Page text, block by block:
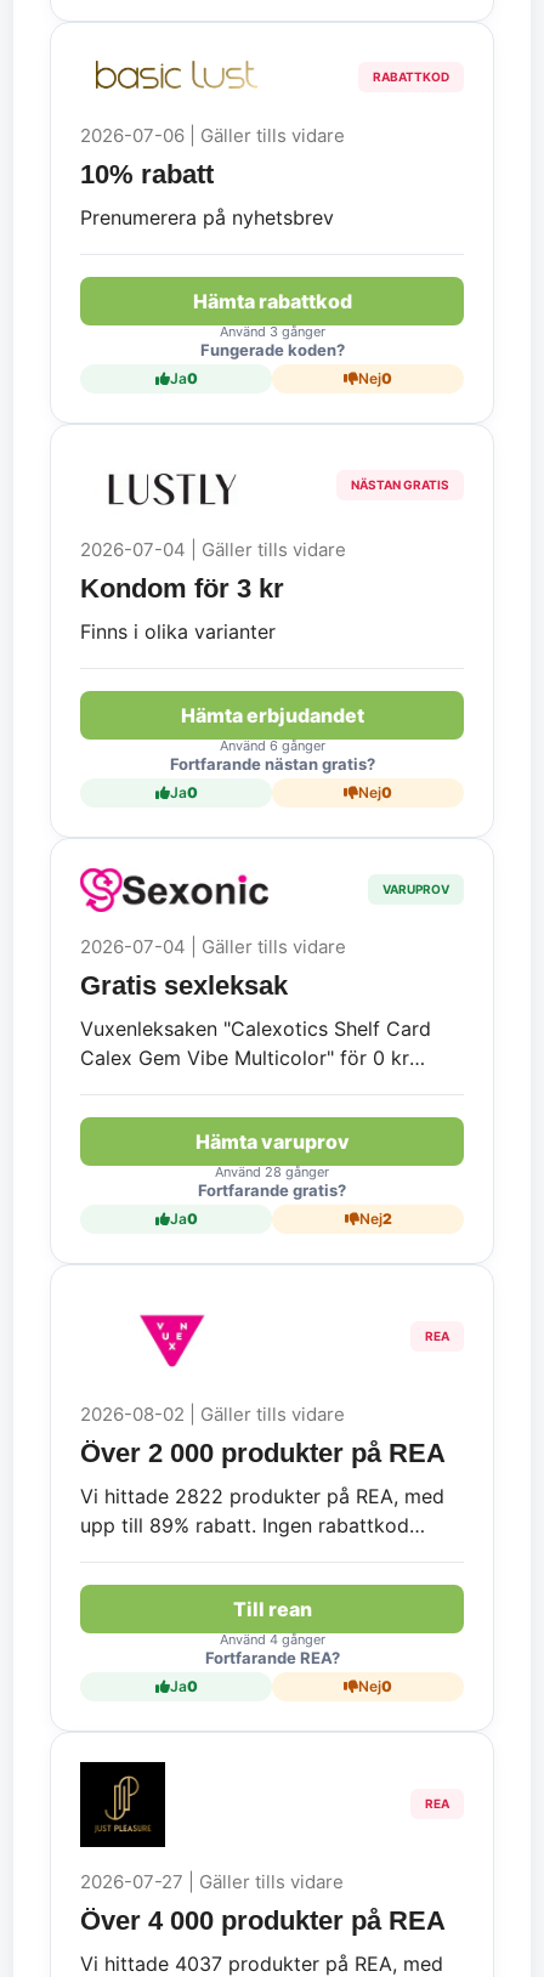
RABATTKOD
2026-07-06 | Gäller tills vidare
10% rabatt
Prenumerera på nyhetsbrev
Hämta rabattkod
Använd 3 gånger
Fungerade koden?
Ja0 Nej0
NÄSTAN GRATIS
2026-07-04 | Gäller tills vidare
Kondom för 3 kr
Finns i olika varianter
Hämta erbjudandet
Använd 6 gånger
Fortfarande nästan gratis?
Ja0 Nej0
VARUPROV
2026-07-04 | Gäller tills vidare
Gratis sexleksak
Vuxenleksaken "Calexotics Shelf Card
Calex Gem Vibe Multicolor" för 0 kr
Hämta varuprov
Använd 28 gånger
Fortfarande gratis?
Ja0 Nej2
REA
2026-08-02 | Gäller tills vidare
Över 2 000 produkter på REA
Vi hittade 2822 produkter på REA, med
upp till 89% rabatt. Ingen rabattkod
Till rean
Använd 4 gånger
Fortfarande REA?
Ja0 Nej0
REA
2026-07-27 | Gäller tills vidare
Över 4 000 produkter på REA
Vi hittade 4037 produkter på REA, med